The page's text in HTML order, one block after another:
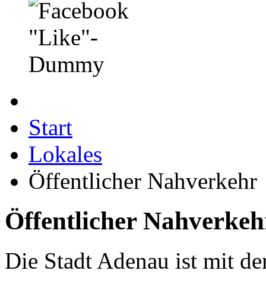
Start
Lokales
Öffentlicher Nahverkehr
Öffentlicher
Die Stadt Adenau ist mit